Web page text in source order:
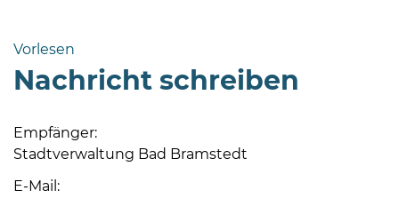
Bleeck 15-
24576 Bad
http://www.bad-
bramstedt.de
Vorlesen
Nachricht schreiben
Empfänger:
Stadtverwaltung Bad Bramstedt
E-Mail: